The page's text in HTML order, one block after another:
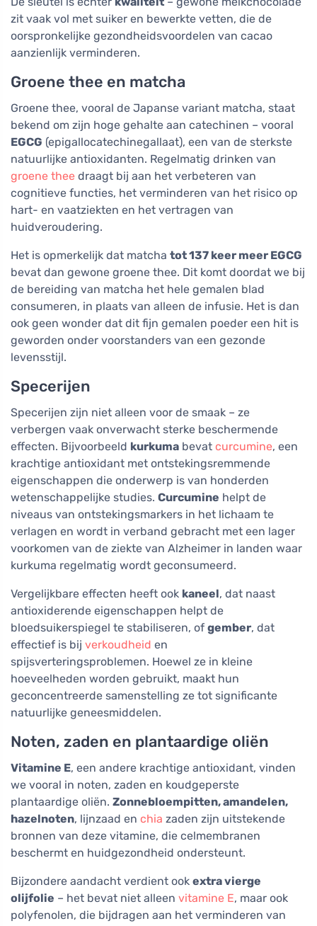
zit vaak vol met suiker en bewerkte vetten, die de
oorspronkelijke gezondheidsvoordelen van cacao
aanzienlijk verminderen.
Groene thee en matcha
Groene thee, vooral de Japanse variant matcha, staat
bekend om zijn hoge gehalte aan catechinen – vooral
EGCG (epigallocatechinegallaat), een van de sterkste
natuurlijke antioxidanten. Regelmatig drinken van
groene thee draagt bij aan het verbeteren van
cognitieve functies, het verminderen van het risico op
hart- en vaatziekten en het vertragen van
huidveroudering.
Het is opmerkelijk dat matcha tot 137 keer meer EGCG
bevat dan gewone groene thee. Dit komt doordat we bij
de bereiding van matcha het hele gemalen blad
consumeren, in plaats van alleen de infusie. Het is dan
ook geen wonder dat dit fijn gemalen poeder een hit is
geworden onder voorstanders van een gezonde
levensstijl.
Specerijen
Specerijen zijn niet alleen voor de smaak – ze
verbergen vaak onverwacht sterke beschermende
effecten. Bijvoorbeeld kurkuma bevat curcumine, een
krachtige antioxidant met ontstekingsremmende
eigenschappen die onderwerp is van honderden
wetenschappelijke studies. Curcumine helpt de
niveaus van ontstekingsmarkers in het lichaam te
verlagen en wordt in verband gebracht met een lager
voorkomen van de ziekte van Alzheimer in landen waar
kurkuma regelmatig wordt geconsumeerd.
Vergelijkbare effecten heeft ook kaneel, dat naast
antioxiderende eigenschappen helpt de
bloedsuikerspiegel te stabiliseren, of gember, dat
effectief is bij verkoudheid en
spijsverteringsproblemen. Hoewel ze in kleine
hoeveelheden worden gebruikt, maakt hun
geconcentreerde samenstelling ze tot significante
natuurlijke geneesmiddelen.
Noten, zaden en plantaardige oliën
Vitamine E, een andere krachtige antioxidant, vinden
we vooral in noten, zaden en koudgeperste
plantaardige oliën. Zonnebloempitten, amandelen,
hazelnoten, lijnzaad en chia zaden zijn uitstekende
bronnen van deze vitamine, die celmembranen
beschermt en huidgezondheid ondersteunt.
Bijzondere aandacht verdient ook extra vierge
olijfolie – het bevat niet alleen vitamine E, maar ook
polyfenolen, die bijdragen aan het verminderen van